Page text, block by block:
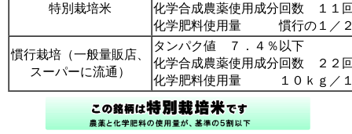
特別栽培米
化学合成農薬使用成分回数 １１
化学肥料使用量 慣行の１／
慣行栽培（一般量販店、
スーパーに流通）
タンパク値 ７．４％以下
化学合成農薬使用成分回数 ２２
化学肥料使用量 １０ｋｇ／１